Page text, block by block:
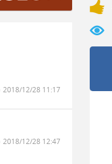
2018/12/28 11:17
2018/12/28 12:47